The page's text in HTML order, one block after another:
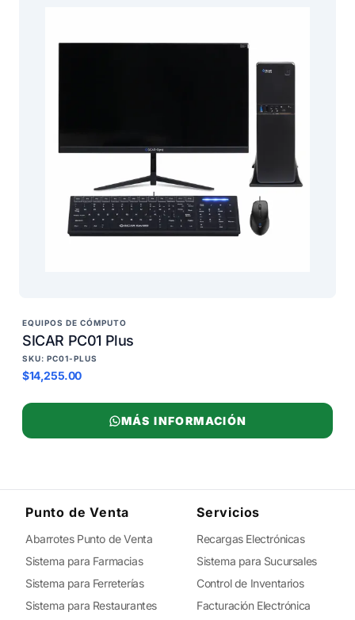
EQUIPOS DE CÓMPUTO
SICAR PC01 Plus
SKU: PC01-PLUS
$14,255.00
MÁS INFORMACIÓN
Punto de Venta
Abarrotes Punto de Venta
Sistema para Farmacias
Sistema para Ferreterías
Sistema para Restaurantes
Servicios
Recargas Electrónicas
Sistema para Sucursales
Control de Inventarios
Facturación Electrónica